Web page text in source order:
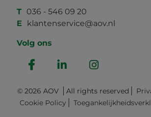
T 036 - 546 09 20
E
klantenservice@aov.nl
Volg ons
© 2026 AOV All rights reserved
Cookie Policy